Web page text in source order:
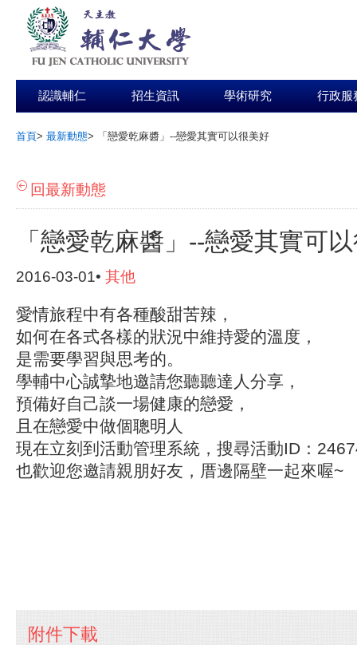
認識輔仁 招生資訊 學術研究 行政服
首頁> 最新動態> 「戀愛乾麻醬」--戀愛其實可以很美好
回最新動態
「戀愛乾麻醬」--戀愛其實可
2016-03-01• 其他
愛情旅程中有各種酸甜苦辣，
如何在各式各樣的狀況中維持愛的溫度，
是需要學習與思考的。
學輔中心誠摯地邀請您聽聽達人分享，
預備好自己談一場健康的戀愛，
且在戀愛中做個聰明人
現在立刻到活動管理系統，搜尋活動ID：
也歡迎您邀請親朋好友，厝邊隔壁一起來喔~
附件下載